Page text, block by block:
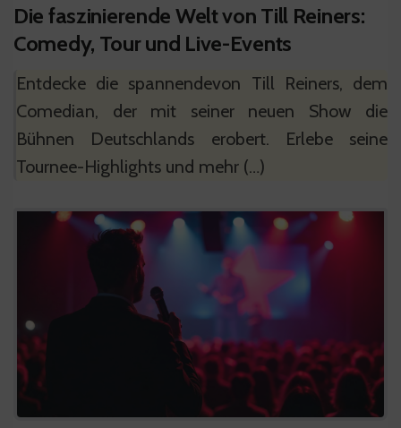
Die faszinierende Welt von Till Reiners:
Comedy, Tour und Live-Events
Entdecke die spannendevon Till Reiners, dem
Comedian, der mit seiner neuen Show die
Bühnen Deutschlands erobert. Erlebe seine
Tournee-Highlights und mehr (…)